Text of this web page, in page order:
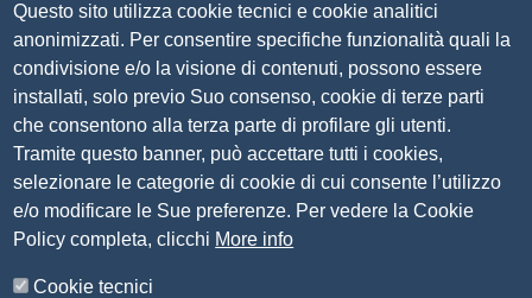
Via Luigi Einaudi, 23, 25121 Brescia BS
Tel. 030 37251
PECcamera.brescia@bs.legalmail.camcom.it
P.IVA 00859790172
C.F. 80013870177
Contatti
Amministrazione Trasparente
Organizzazione
Questo sito utilizza cookie tecnici e cookie analitici
anonimizzati. Per consentire specifiche funzionalità quali la
condivisione e/o la visione di contenuti, possono essere
installati, solo previo Suo consenso, cookie di terze parti
che consentono alla terza parte di profilare gli utenti.
Tramite questo banner, può accettare tutti i cookies,
selezionare le categorie di cookie di cui consente l’utilizzo
e/o modificare le Sue preferenze. Per vedere la Cookie
Policy completa, clicchi More info
Cookie tecnici